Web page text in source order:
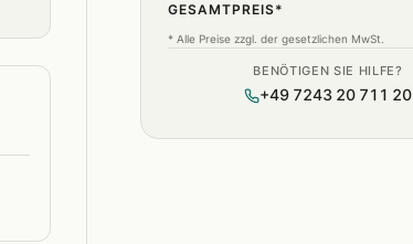
GESAMTPREIS*
* Alle Preise zzgl. der gesetzlichen MwSt.
BENÖTIGEN SIE HILFE?
+49 7243 20 711 20